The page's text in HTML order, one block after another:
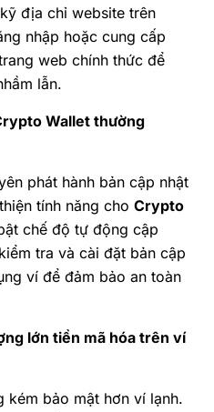
địa chỉ website trên
nhập hoặc cung cấp
web chính thức để
lẫn.
Wallet thường
phát hành bản cập nhật
tính năng cho Crypto
chế độ tự động cập
tra và cài đặt bản cập
ví để đảm bảo an toàn
lớn tiền mã hóa trên ví
kém bảo mật hơn ví lạnh.